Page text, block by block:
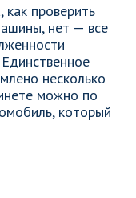
проверить
нет — все
несколько
можно по
который